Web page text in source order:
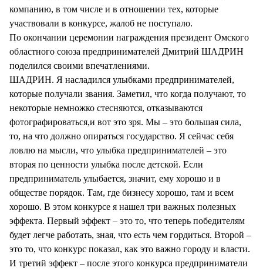
компанию, в том числе и в отношении тех, которые
участвовали в конкурсе, жалоб не поступало.
По окончании церемонии награждения президент Омского
областного союза предпринимателей Дмитрий ШАДРИН
поделился своими впечатлениями.
ШАДРИН. Я насладился улыбками предпринимателей,
которые получали звания. Заметил, что когда получают, то
некоторые немножко стесняются, отказываются
фотографироваться,и вот это зря. Мы – это большая сила,
то, на что должно опираться государство. Я сейчас себя
ловлю на мысли, что улыбка предпринимателей – это
вторая по ценности улыбка после детской. Если
предприниматель улыбается, значит, ему хорошо и в
обществе порядок. Там, где бизнесу хорошо, там и всем
хорошо. В этом конкурсе я нашел три важных полезных
эффекта. Первый эффект – это то, что теперь победителям
будет легче работать, зная, что есть чем гордиться. Второй –
это то, что конкурс показал, как это важно городу и власти.
И третий эффект – после этого конкурса предприниматели